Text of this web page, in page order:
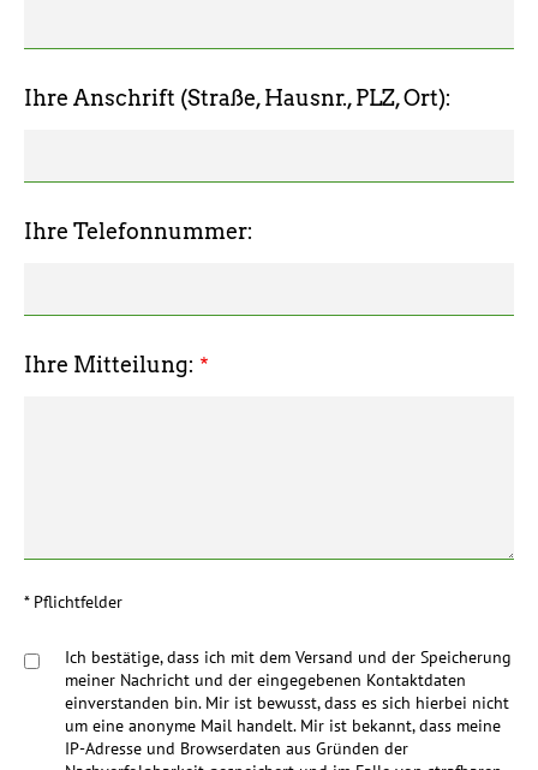
Ihre Anschrift (Straße, Hausnr., PLZ, Ort):
Ihre Telefonnummer:
Ihre Mitteilung:
* Pflichtfelder
Datenschutzkonforme
Bestätigung
Ich bestätige, dass ich mit dem Versand und der Speicherung
meiner Nachricht und der eingegebenen Kontaktdaten
einverstanden bin. Mir ist bewusst, dass es sich hierbei nicht
um eine anonyme Mail handelt. Mir ist bekannt, dass meine
IP-Adresse und Browserdaten aus Gründen der